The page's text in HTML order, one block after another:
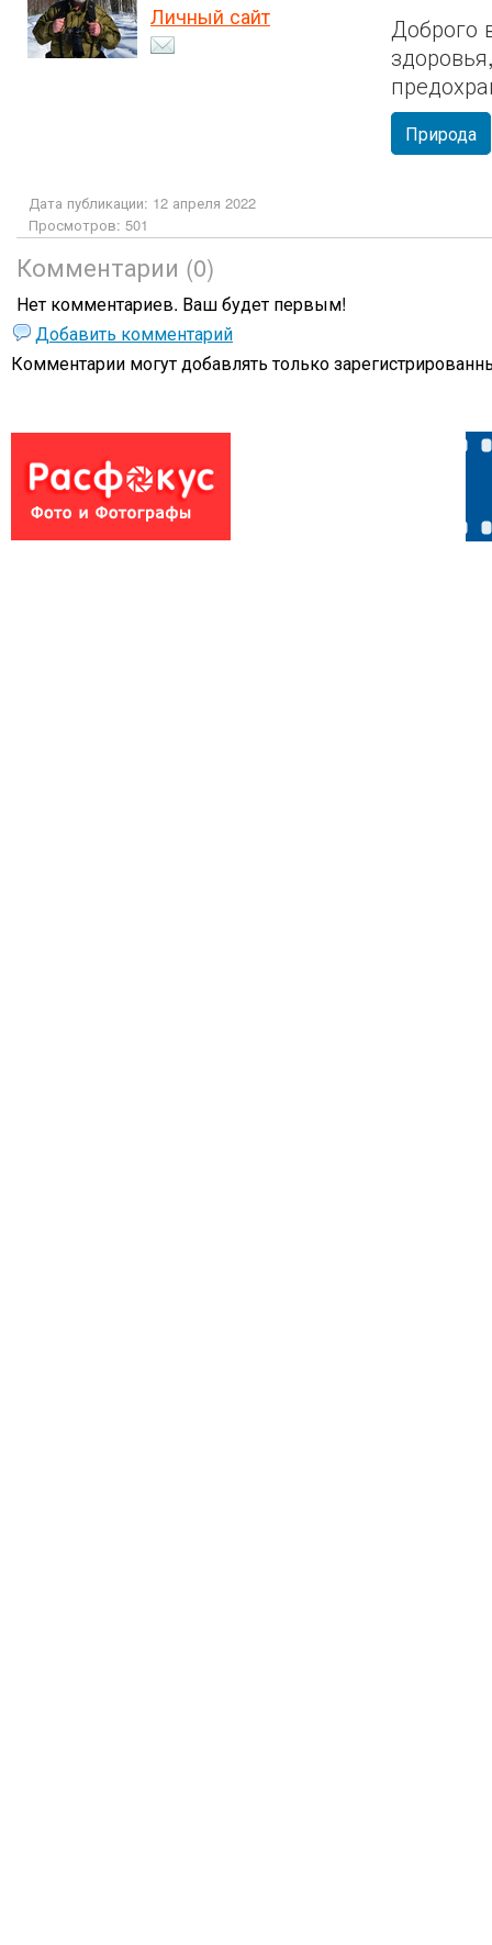
Личный сайт
Доброго
Природа
Дата публикации: 12 апреля 2022
Просмотров: 501
Комментарии (0)
Нет комментариев. Ваш будет первым!
Добавить комментарий
Комментарии могут добавлять только